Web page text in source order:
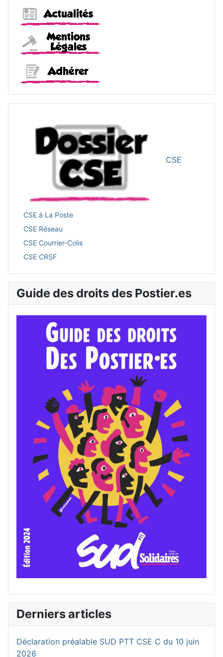
CSE
CSE à La Poste
CSE Réseau
CSE Courrier-Colis
CSE CRSF
Guide des droits des Postier.es
Derniers articles
Déclaration préalable SUD PTT CSE C du 10 juin
2026